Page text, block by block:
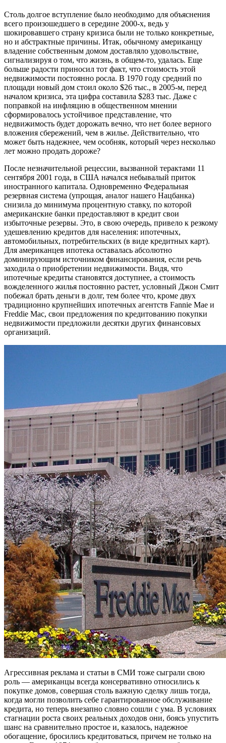
Столь долгое вступление было необходимо для объяснения
всего произошедшего в середине 2000-х, ведь у
шокировавшего страну кризиса были не только конкретные,
но и абстрактные причины. Итак, обычному американцу
владение собственным домом доставляло удовольствие,
сигнализируя о том, что жизнь, в общем-то, удалась. Еще
больше радости приносил тот факт, что стоимость этой
недвижимости постоянно росла. В 1970 году средний по
площади новый дом стоил около $26 тыс., в 2005-м, перед
началом кризиса, эта цифра составила $283 тыс. Даже с
поправкой на инфляцию в общественном мнении
сформировалось устойчивое представление, что
недвижимость будет дорожать вечно, что нет более верного
вложения сбережений, чем в жилье. Действительно, что
может быть надежнее, чем особняк, который через несколько
лет можно продать дороже?
После незначительной рецессии, вызванной терактами 11
сентября 2001 года, в США начался небывалый приток
иностранного капитала. Одновременно Федеральная
резервная система (упрощая, аналог нашего Нацбанка)
снизила до минимума процентную ставку, по которой
американские банки предоставляют в кредит свои
избыточные резервы. Это, в свою очередь, привело к резкому
удешевлению кредитов для населения: ипотечных,
автомобильных, потребительских (в виде кредитных карт).
Для американцев ипотека оставалась абсолютно
доминирующим источником финансирования, если речь
заходила о приобретении недвижимости. Видя, что
ипотечные кредиты становятся доступнее, а стоимость
вожделенного жилья постоянно растет, условный Джон Смит
побежал брать деньги в долг, тем более что, кроме двух
традиционно крупнейших ипотечных агентств Fannie Mae и
Freddie Mac, свои предложения по кредитованию покупки
недвижимости предложили десятки других финансовых
организаций.
Агрессивная реклама и статьи в СМИ тоже сыграли свою
роль — американцы всегда консервативно относились к
покупке домов, совершая столь важную сделку лишь тогда,
когда могли позволить себе гарантированное обслуживание
кредита, но теперь внезапно словно сошли с ума. В условиях
стагнации роста своих реальных доходов они, боясь упустить
шанс на сравнительно простое и, казалось, надежное
обогащение, бросились кредитоваться, причем не только на